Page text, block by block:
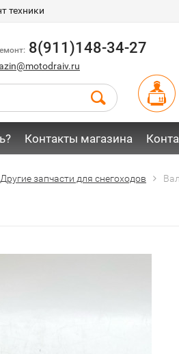
техники
8(911)148-34-27
Контакты магазина
Другие запчасти для снегоходов